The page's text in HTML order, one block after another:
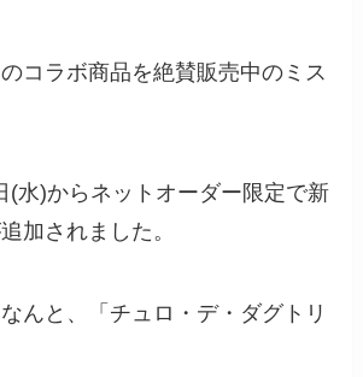
コラボ商品を絶賛販売中のミス
(水)からネットオーダー限定で新
加されました。
んと、「チュロ・デ・ダグトリ